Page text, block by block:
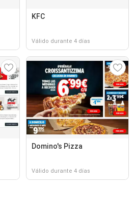
KFC
Válido durante 4 días
Domino's Pizza
Válido durante 4 días